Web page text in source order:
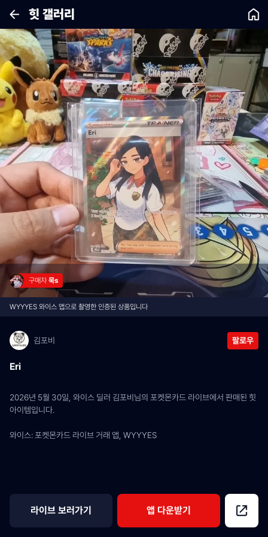
힛 갤러리
구매자 묵s
WYYYES 와이스 앱으로 촬영한 인증된 상품입니다
김포비 팔로우
Eri
2026년 5월 30일, 와이스 딜러 김포비님의 포켓몬카드 라이브에서 판매된 힛
아이템입니다.
와이스: 포켓몬카드 라이브 거래 앱, WYYYES
라이브 보러가기 앱 다운받기